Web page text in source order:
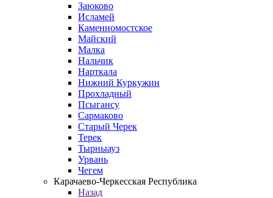
Заюково
Исламей
Каменномостское
Майский
Малка
Нальчик
Нарткала
Нижний Куркужин
Прохладный
Псыгансу
Сармаково
Старый Черек
Терек
Тырныауз
Урвань
Чегем
Карачаево-Черкесская Республика
Назад